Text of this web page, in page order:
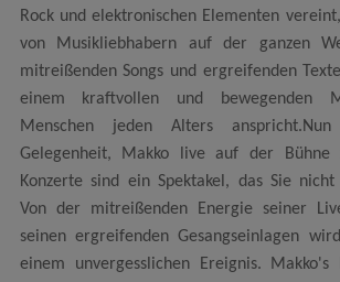
Rock und elektronischen Elementen
von Musikliebhabern auf der ganzen
mitreißenden Songs und ergreifenden
einem kraftvollen und bewegenden
Menschen jeden Alters
Gelegenheit, Makko live auf der Bühne
Konzerte sind ein Spektakel, das Sie
Von der mitreißenden Energie seiner
seinen ergreifenden Gesangseinlagen
einem unvergesslichen Ereignis. Makko's